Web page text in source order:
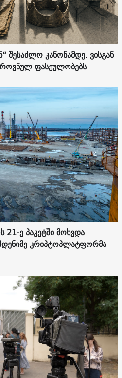
შესაძლო კანონამდე. ვისგან
ფასეულობებს
21-ე პაკეტში მოხვდა
კრიპტოპლატფორმა